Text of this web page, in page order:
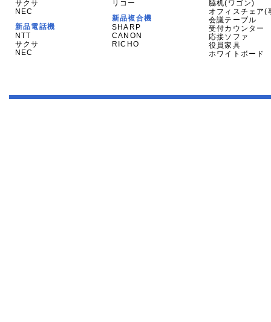
サクサ
NEC
新品電話機
NTT
サクサ
NEC
リコー
新品複合機
SHARP
CANON
RICHO
脇机(ワゴン)
オフィスチェア(
会議テーブル
受付カウンター
応接ソファ
役員家具
ホワイトボード